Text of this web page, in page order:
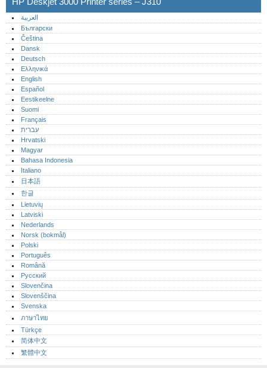
العربية
Български
Čeština
Dansk
Deutsch
Ελληνικά
English
Español
Eestikeelne
Suomi
Français
עברית
Hrvatski
Magyar
Bahasa Indonesia
Italiano
日本語
한글
Lietuvių
Latviski
Nederlands
Norsk (bokmål)‎
Polski
Português‎
Română
Русский
Slovenčina
Slovenščina
Svenska
ภาษาไทย
Türkçe
简体中文
繁體中文